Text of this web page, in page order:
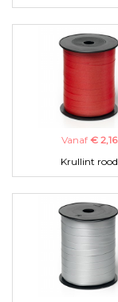
Vanaf € 2,16
Krullint rood